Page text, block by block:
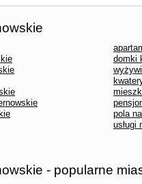
domki
pola
usługi
- popularne